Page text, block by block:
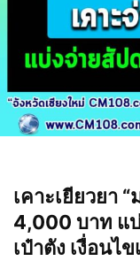
เคาะเยียวยา
4,000 บาท แ
เป๋าตัง เงื่อนไ